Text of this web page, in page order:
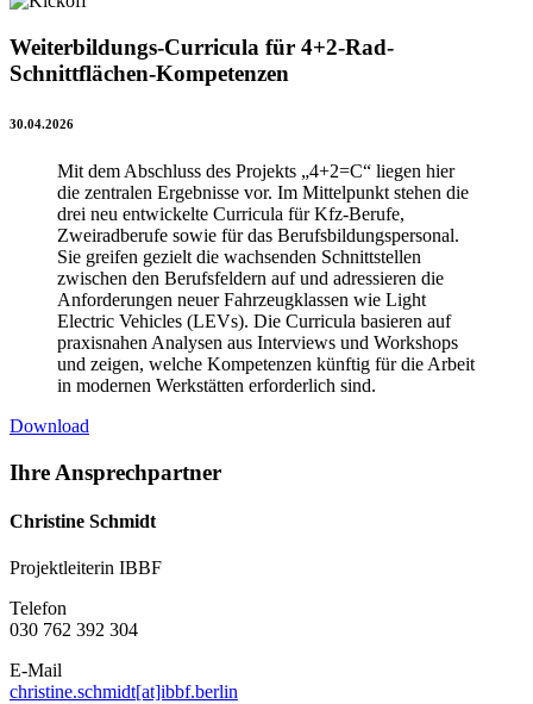
Weiterbildungs-Curricula für 4+2-Rad-
Schnittflächen-Kompetenzen
30.04.2026
Mit dem Abschluss des Projekts „4+2=C“ liegen hier
die zentralen Ergebnisse vor. Im Mittelpunkt stehen die
drei neu entwickelte Curricula für Kfz-Berufe,
Zweiradberufe sowie für das Berufsbildungspersonal.
Sie greifen gezielt die wachsenden Schnittstellen
zwischen den Berufsfeldern auf und adressieren die
Anforderungen neuer Fahrzeugklassen wie Light
Electric Vehicles (LEVs). Die Curricula basieren auf
praxisnahen Analysen aus Interviews und Workshops
und zeigen, welche Kompetenzen künftig für die Arbeit
in modernen Werkstätten erforderlich sind.
Download
Ihre Ansprechpartner
Christine Schmidt
Projektleiterin IBBF
Telefon
030 762 392 304
E-Mail
christine.schmidt[at]ibbf.berlin